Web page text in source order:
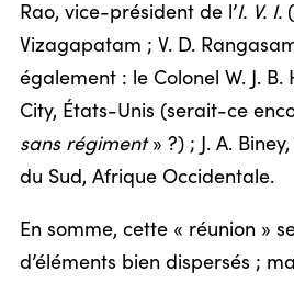
Rao, vice-président de l’I. V. I.
Vizagapatam ; V. D.
également : le Colonel W. J. B.
City, États-Unis (serait-ce
sans régiment» ?) ; J. A.
du Sud, Afrique Occidentale.
En somme, cette « réunion »
d’éléments bien dispersés ;